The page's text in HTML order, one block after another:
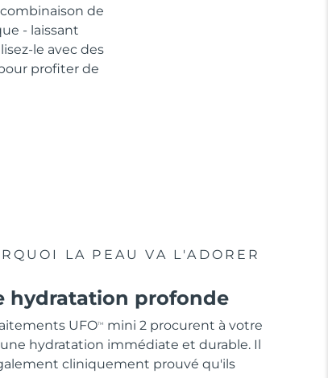
de
- laissant
le avec des
profiter de
LA PEAU VA L'ADORER
hydratation profonde
UFOTM
mini 2 procurent à votre
hydratation immédiate et durable. Il
cliniquement prouvé qu'ils